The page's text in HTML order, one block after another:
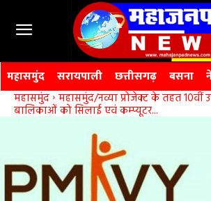
महासमुंद सरायपाली छत्तीसगढ़ बसना
महासमुंद महासमुंद/नव्या प्रोजेक्ट के तहत 10वीं
बालिकाओं को सिलाई एवं कम्प्यूटर...